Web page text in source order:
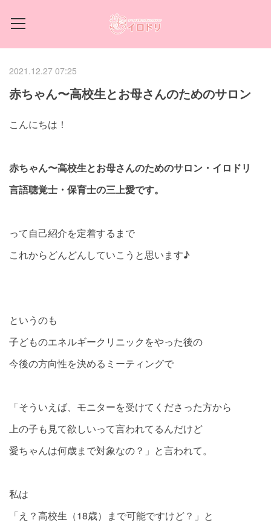
2021.12.27 07:25
赤ちゃん〜高校生とお母さんのためのサロン
こんにちは！
赤ちゃん〜高校生とお母さんのためのサロン・イロドリ
言語聴覚士・保育士の三上愛です。
って自己紹介を定着するまで
これからどんどんしていこうと思います♪
というのも
子どものエネルギークリニックをやった後の
今後の方向性を決めるミーティングで
「そういえば、モニターを受けてくださった方から
上の子も見て欲しいって言われてるんだけど
愛ちゃんは何歳まで対象なの？」と言われて。
私は
「え？高校生（18歳）まで可能ですけど？」と